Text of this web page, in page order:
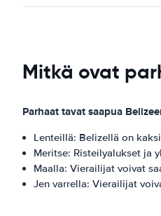
Mitkä ovat
Parhaat tavat saapua
Lenteillä: Belizellä on
Meritse: Risteilyalukset ja
Maalla: Vierailijat voivat
Jen varrella: Vierailijat